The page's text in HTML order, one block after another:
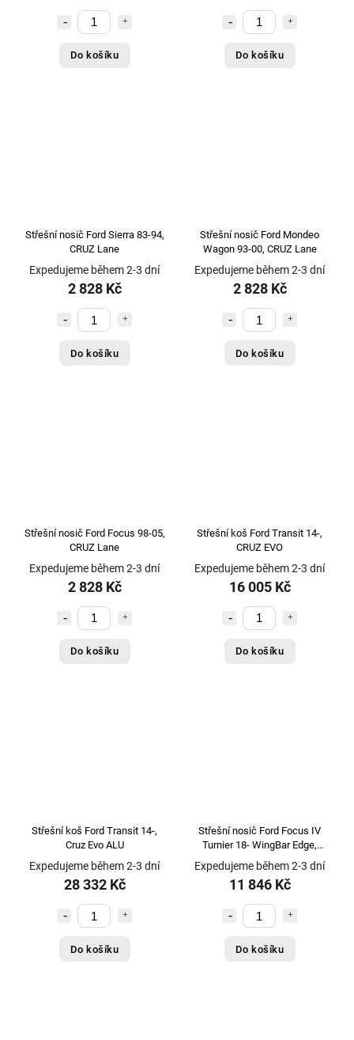
Do košíku Do košíku
Střešní nosič Ford Sierra 83-94,
CRUZ Lane
Expedujeme během 2-3 dní
2 828 Kč
Do košíku
Střešní nosič Ford Mondeo
Wagon 93-00, CRUZ Lane
Expedujeme během 2-3 dní
2 828 Kč
Do košíku
Střešní nosič Ford Focus 98-05,
CRUZ Lane
Expedujeme během 2-3 dní
2 828 Kč
Do košíku
Střešní koš Ford Transit 14-,
CRUZ EVO
Expedujeme během 2-3 dní
16 005 Kč
Do košíku
Střešní koš Ford Transit 14-,
Cruz Evo ALU
Expedujeme během 2-3 dní
28 332 Kč
Do košíku
Střešní nosič Ford Focus IV
Turnier 18- WingBar Edge,
Thule
Expedujeme během 2-3 dní
11 846 Kč
Do košíku